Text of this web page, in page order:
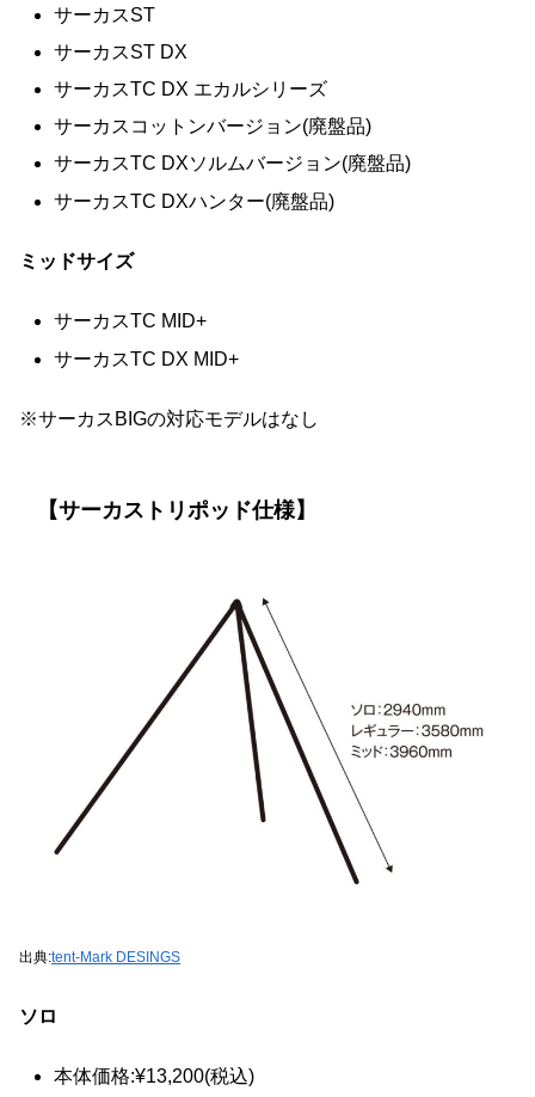
サーカスST
サーカスST DX
サーカスTC DX エカルシリーズ
サーカスコットンバージョン(廃盤品)
サーカスTC DXソルムバージョン(廃盤品)
サーカスTC DXハンター(廃盤品)
ミッドサイズ
サーカスTC MID+
サーカスTC DX MID+
※サーカスBIGの対応モデルはなし
【サーカストリポッド仕様】
出典:tent-Mark DESINGS
ソロ
本体価格:¥13,200(税込)